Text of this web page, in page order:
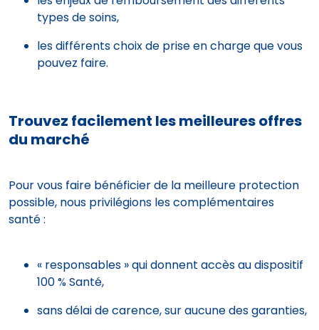
types de soins,
les différents choix de prise en charge que vous
pouvez faire.
Trouvez facilement les meilleures offres
du marché
Pour vous faire bénéficier de la meilleure protection
possible, nous privilégions les complémentaires
santé :
« responsables » qui donnent accès au dispositif
100 % Santé,
sans délai de carence, sur aucune des garanties,